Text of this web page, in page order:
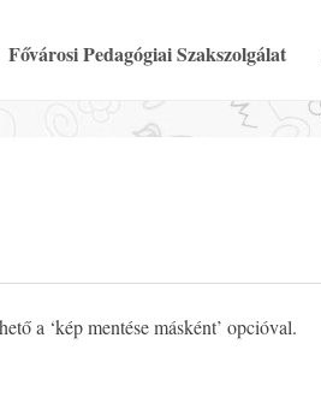
Fővárosi Pedagógiai Szakszolgálat
a ‘kép mentése másként’ opcióval.